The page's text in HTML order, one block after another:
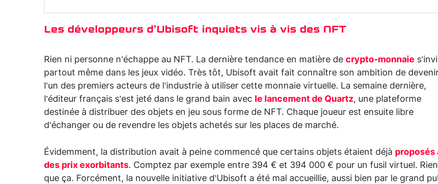
Les développeurs d’Ubisoft inquiets vis à vis des NFT
Rien ni personne n’échappe au NFT. La dernière tendance en matière de crypto-monnaie
partout même dans les jeux vidéo. Très tôt, Ubisoft avait fait connaître son ambition de
l’un des premiers acteurs de l’industrie à utiliser cette monnaie virtuelle. La semaine dernière,
l’éditeur français s’est jeté dans le grand bain avec
le lancement de Quartz, une plateforme
destinée à distribuer des objets en jeu sous forme de NFT. Chaque joueur est ensuite libre
d’échanger ou de revendre les objets achetés sur les places de marché.
Évidemment, la distribution avait à peine commencé que certains objets étaient déjà proposés
des prix exorbitants. Comptez par exemple entre 394 € et 394 000 € pour un fusil virtuel. Rien
que ça. Forcément, la nouvelle initiative d’Ubisoft a été mal accueillie, aussi bien par le grand